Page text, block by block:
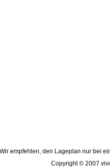
empfehlen, den Lageplan nur bei
Copyright © 2007